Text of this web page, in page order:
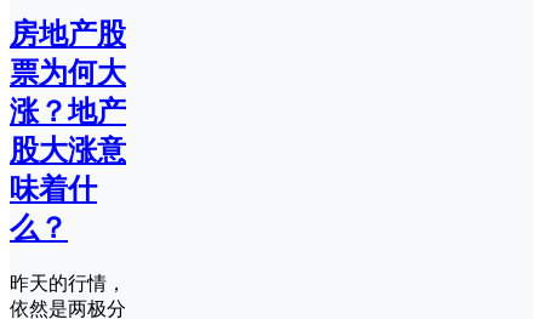
房地产股
票为何大
涨？地产
股大涨意
味着什
么？
昨天的行情，
依然是两极分